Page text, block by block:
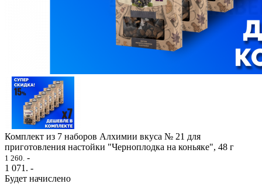
Комплект из 7 наборов Алхимии вкуса № 21 для
приготовления настойки "Черноплодка на коньяке", 48 г
1 260. -
1 071 . -
Будет начислено